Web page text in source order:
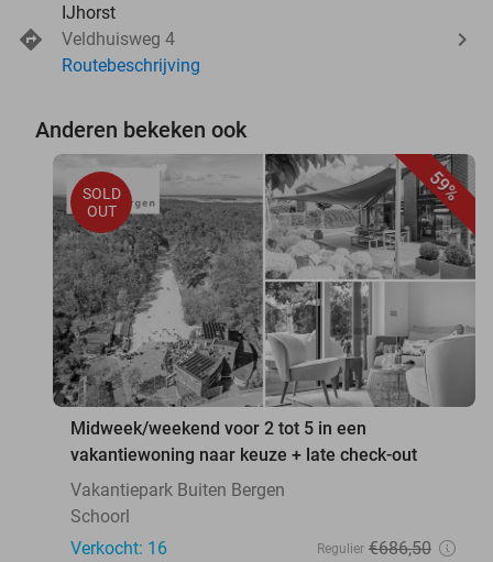
IJhorst
Veldhuisweg 4
Routebeschrijving
Anderen bekeken ook
59%
SOLD
OUT
Midweek/weekend voor 2 tot 5 in een
vakantiewoning naar keuze + late check-out
Vakantiepark Buiten Bergen
Schoorl
Verkocht: 16
Regulier €686,50